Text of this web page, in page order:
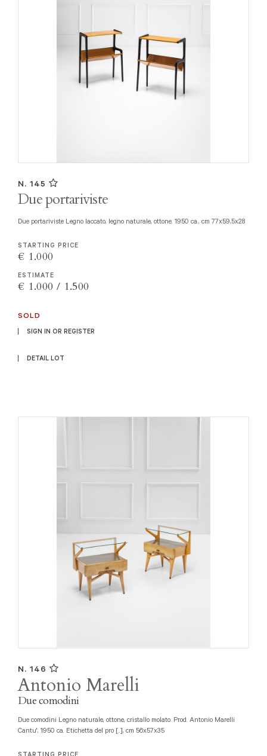
N. 145
Due portariviste
Due portariviste Legno laccato, legno naturale, ottone. 1950 ca., cm 77x59,5x28
STARTING PRICE
€ 1.000
ESTIMATE
€ 1.000 / 1.500
SOLD
SIGN IN OR REGISTER
DETAIL LOT
N. 146
Antonio Marelli
Due comodini
Due comodini Legno naturale, ottone, cristallo molato. Prod. Antonio Marelli
Cantu', 1950 ca. Etichetta del pro [..], cm 56x57x35
STARTING PRICE